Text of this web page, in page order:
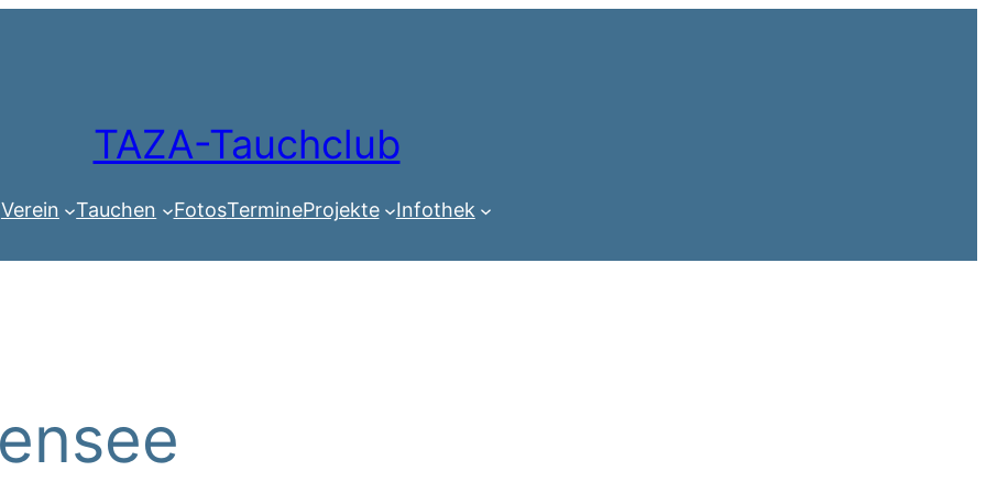
TAZA-Tauchclub
Verein Tauchen FotosTermineProjekte Infothek